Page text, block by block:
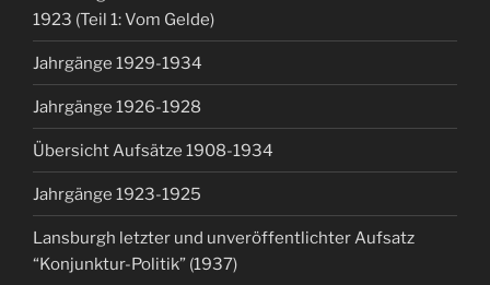
1923 (Teil 1: Vom Gelde)
Jahrgänge 1929-1934
Jahrgänge 1926-1928
Übersicht Aufsätze 1908-1934
Jahrgänge 1923-1925
Lansburgh letzter und unveröffentlichter Aufsatz
“Konjunktur-Politik” (1937)